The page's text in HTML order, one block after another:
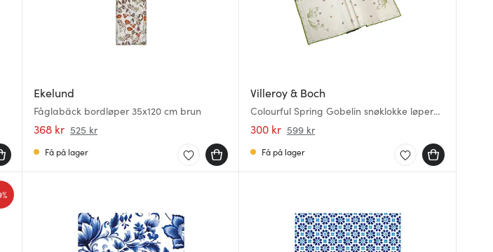
Ekelund
Fåglabäck bordløper 35x120 cm brun
368 kr 525 kr
Få på lager
Villeroy & Boch
Colourful Spring Gobelin snøklokke løper
49x143 cm
300 kr 599 kr
Få på lager